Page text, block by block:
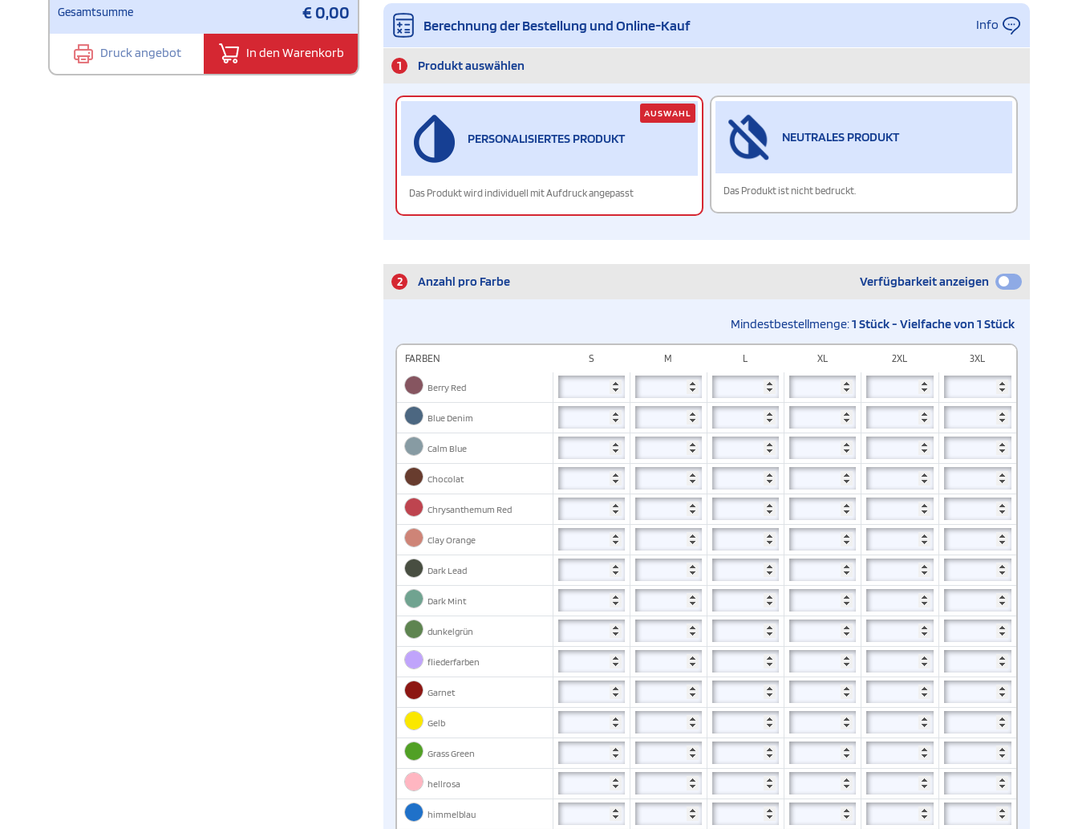
Gesamtsumme €0,00
Druck angebot In den Warenkorb
Berechnung der Bestellung und Online-Kauf Info
1 Produkt auswählen
PERSONALISIERTES PRODUKT
Das Produkt wird individuell mit Aufdruck angepasst
AUSWAHL
NEUTRALES PRODUKT
Das Produkt ist nicht bedruckt.
2 Anzahl pro Farbe Verfügbarkeit anzeigen
Mindestbestellmenge:1 Stück - Vielfache von 1 Stück
FARBEN S M L XL 2XL 3XL
Berry Red
Blue Denim
Calm Blue
Chocolat
Chrysanthemum Red
Clay Orange
Dark Lead
Dark Mint
dunkelgrün
fliederfarben
Garnet
Gelb
Grass Green
hellrosa
himmelblau